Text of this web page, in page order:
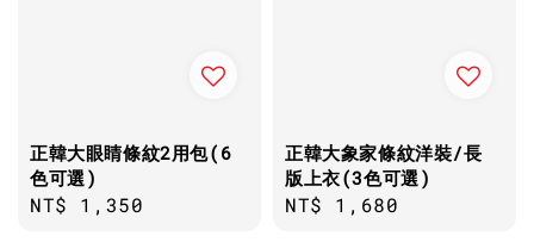
正韓大眼睛條紋2用包(6
色可選)
Regular
NT$ 1,350
正韓大象家條紋洋裝/長
版上衣(3色可選)
Regular
NT$ 1,680